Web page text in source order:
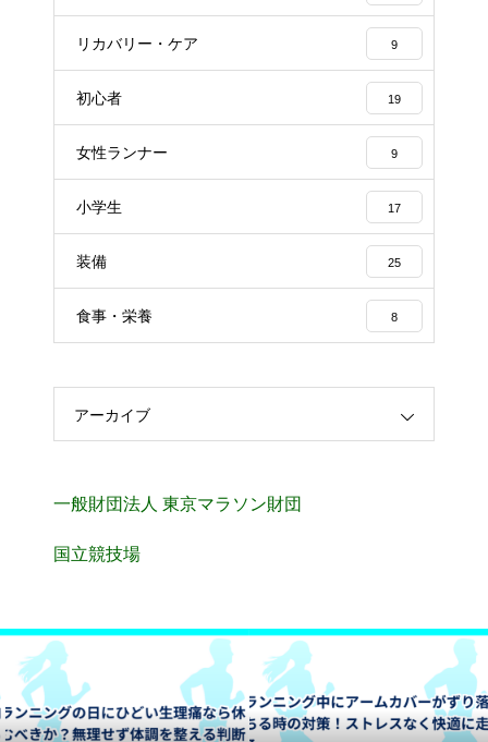
リカバリー・ケア 9
初心者 19
女性ランナー 9
小学生 17
装備 25
食事・栄養 8
アーカイブ
一般財団法人 東京マラソン財団
国立競技場